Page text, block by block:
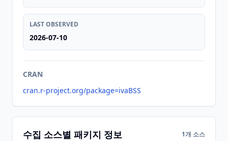
LAST OBSERVED
2026-07-10
CRAN
cran.r-project.org/package=ivaBSS
수집 소스별 패키지 정보 1개 소스